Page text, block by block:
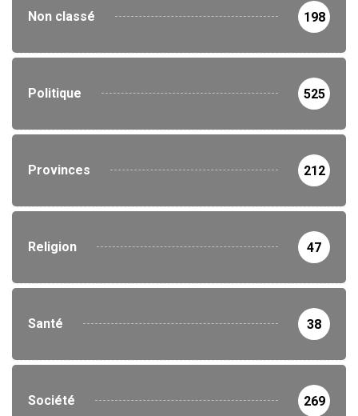
Non classé 198
Politique 525
Provinces 212
Religion 47
Santé 38
Société 269